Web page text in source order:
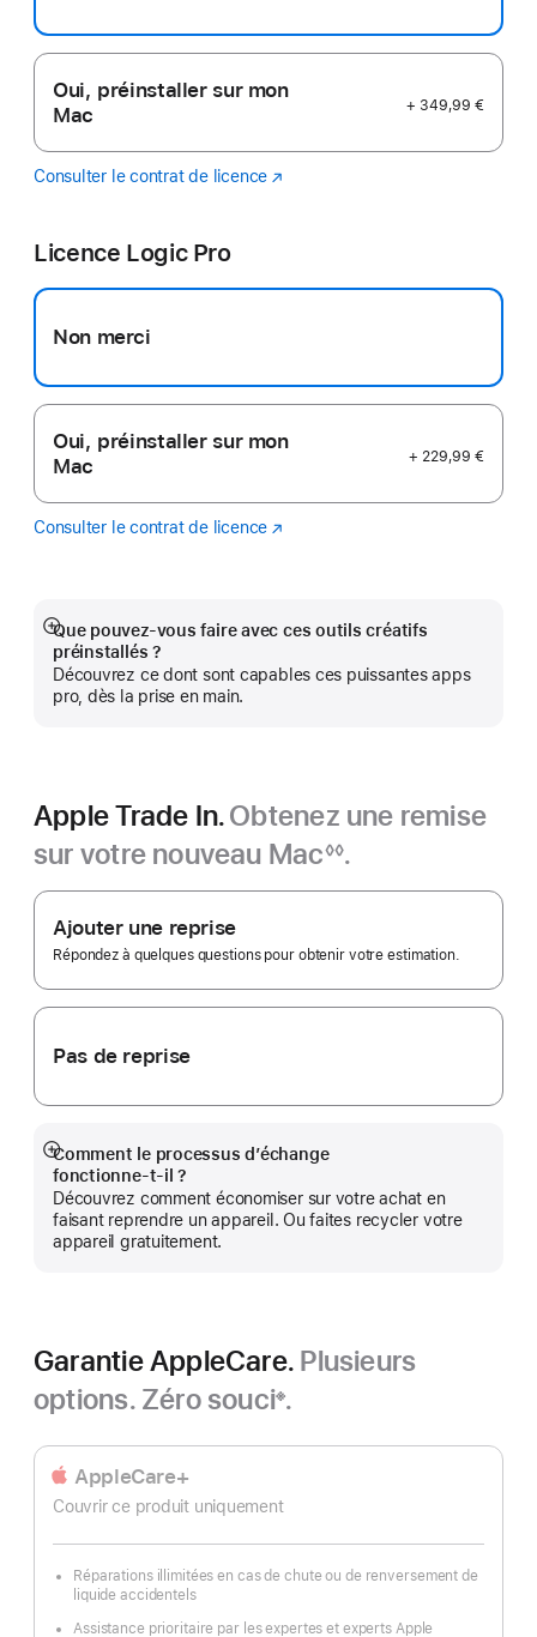
Oui, préinstaller sur mon
Mac
+ 349,99 €
Consulter le contrat de licence Final
(s’ouvre
Licence Logic Pro
Non merci
Oui, préinstaller sur mon
Mac
+ 229,99 €
Consulter le contrat de licence Logic
(s’ouvre
fenêtre)
Que pouvez-vous faire avec ces outils créatifs
préinstallés ?
Découvrez ce dont sont capables ces puissantes apps
pro, dès la prise en main.
Afficher
plus
Apple Trade In.Obtenez une remise
sur votre nouveau Mac
de
de
page
◊◊.
Apple
Trade In.
Ajouter une reprise
Répondez à quelques questions pour obtenir votre estimation.
Pas de reprise
Comment le processus d’échange
fonctionne‑t‑il ?
Découvrez comment économiser sur votre achat en
faisant reprendre un appareil. Ou faites recycler votre
appareil gratuitement.
Afficher
plus
Garantie AppleCare. Plusieurs
options. Zéro souci
de
bas
page
※.
AppleCare+
Couvrir ce produit uniquement
Réparations illimitées en cas de chute ou de renversement de
liquide accidentels
Assistance prioritaire par les expertes et experts Apple